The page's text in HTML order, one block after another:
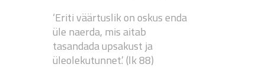
‘Eriti väärtuslik on oskus enda
üle naerda, mis aitab
tasandada upsakust ja
üleolekutunnet.’ (lk 88)